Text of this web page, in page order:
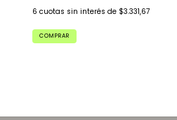
6 cuotas sin interés de $3.331,67
COMPRAR